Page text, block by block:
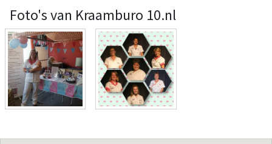
Foto's van Kraamburo 10.nl